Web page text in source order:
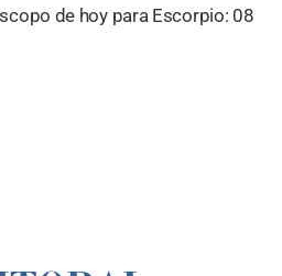
de hoy para Escorpio: 08